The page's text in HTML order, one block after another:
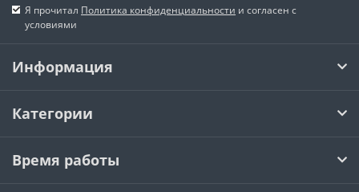
Я прочитал Политика конфиденциальности и согласен с
условиями
Информация
Категории
Время работы